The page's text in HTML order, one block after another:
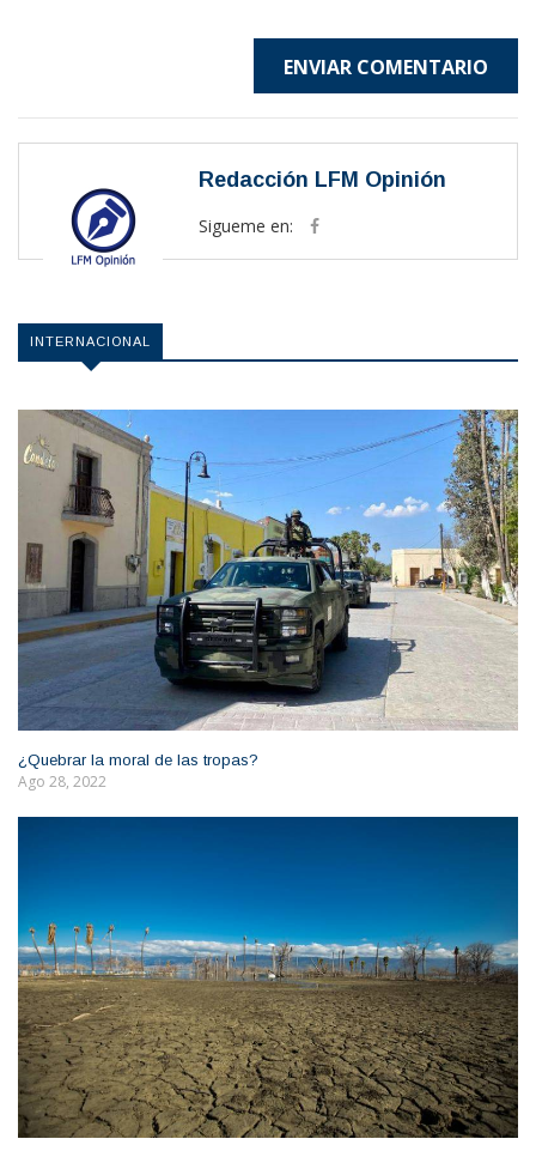
ENVIAR COMENTARIO
Redacción LFM Opinión
Sigueme en:
INTERNACIONAL
¿Quebrar la moral de las tropas?
Ago 28, 2022